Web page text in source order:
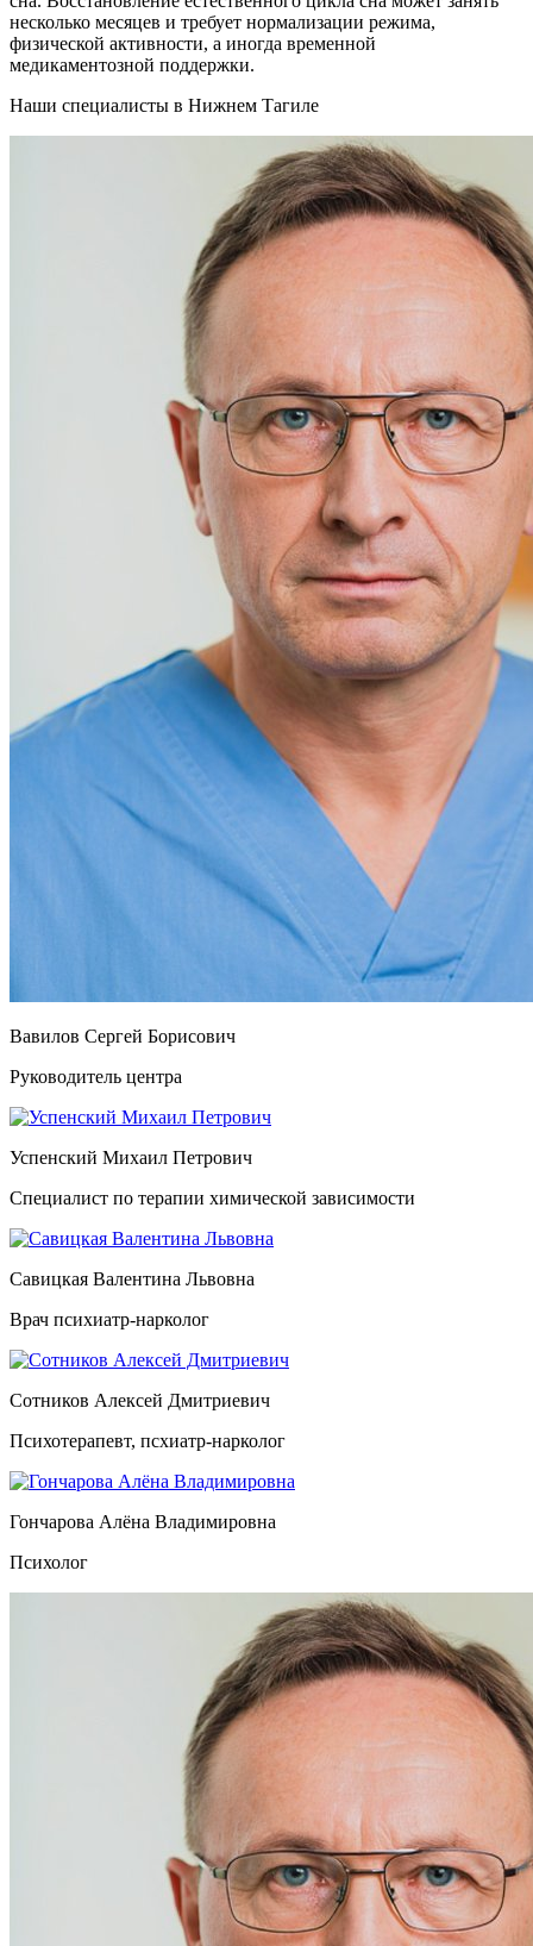
несколько месяцев и требует нормализации режима,
физической активности, а иногда временной
медикаментозной поддержки.
Наши специалисты в Нижнем Тагиле
Вавилов Сергей Борисович
Руководитель центра
Успенский Михаил Петрович
Специалист по терапии химической зависимости
Савицкая Валентина Львовна
Врач психиатр-нарколог
Сотников Алексей Дмитриевич
Психотерапевт, псхиатр-нарколог
Гончарова Алёна Владимировна
Психолог